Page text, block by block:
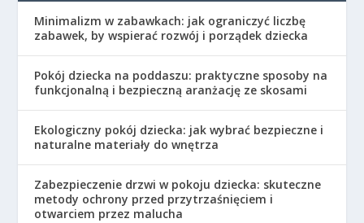
Minimalizm w zabawkach: jak ograniczyć liczbę
zabawek, by wspierać rozwój i porządek dziecka
Pokój dziecka na poddaszu: praktyczne sposoby na
funkcjonalną i bezpieczną aranżację ze skosami
Ekologiczny pokój dziecka: jak wybrać bezpieczne i
naturalne materiały do wnętrza
Zabezpieczenie drzwi w pokoju dziecka: skuteczne
metody ochrony przed przytrzaśnięciem i
otwarciem przez malucha